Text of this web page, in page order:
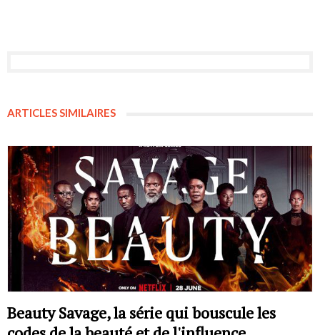
ARTICLES SIMILAIRES
Beauty Savage, la série qui bouscule les